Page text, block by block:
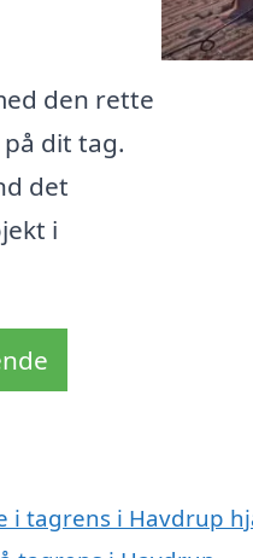
den rette
dit tag.
det
i
i tagrens i Havdrup